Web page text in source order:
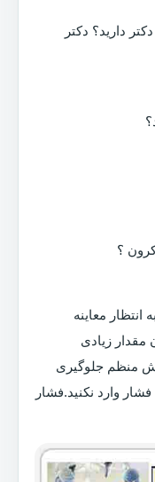
دارید؟ دکتر
کرون ؟
انتظار معاینه
مقدار زیادی
منظم جلوگیری
وارد نکنید.فشار